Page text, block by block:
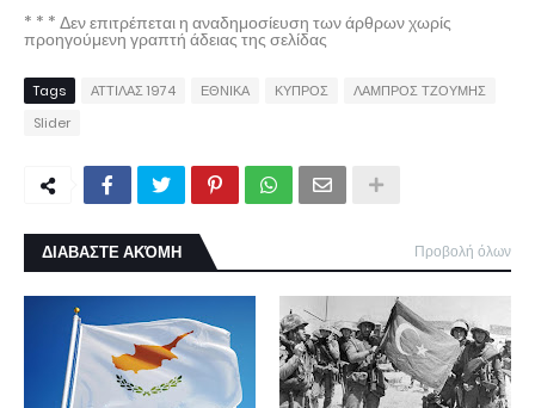
* * * Δεν επιτρέπεται η αναδημοσίευση των άρθρων χωρίς
προηγούμενη γραπτή άδειας της σελίδας
Tags ΑΤΤΙΛΑΣ 1974 ΕΘΝΙΚΑ ΚΥΠΡΟΣ
ΛΑΜΠΡΟΣ ΤΖΟΥΜΗΣ
Slider
ΔΙΑΒΑΣΤΕ ΑΚΌΜΗ Προβολή όλων